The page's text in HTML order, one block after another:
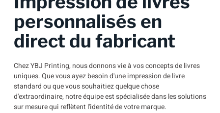
personnalisés en
direct du fabricant
Chez YBJ Printing, nous donnons vie à vos concepts de livres
uniques. Que vous ayez besoin d'une impression de livre
standard ou que vous souhaitiez quelque chose
d'extraordinaire, notre équipe est spécialisée dans les solutions
sur mesure qui reflètent l'identité de votre marque.